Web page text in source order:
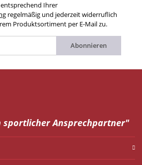
Ihrer
regelmäßig und jederzeit widerruflich
Produktsortiment per E-Mail zu.
Abonnieren
sportlicher Ansprechpartner"